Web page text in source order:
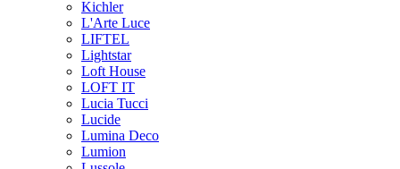
Kichler
L'Arte Luce
LIFTEL
Lightstar
Loft House
LOFT IT
Lucia Tucci
Lucide
Lumina Deco
Lumion